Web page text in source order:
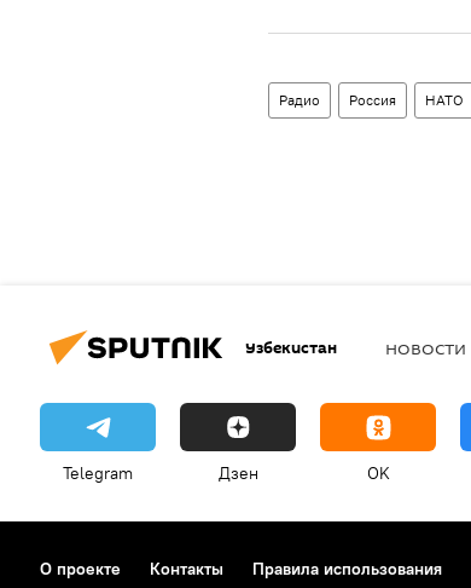
Радио Россия НАТО
Узбекистан НОВОСТИ
Telegram Дзен OK
О проекте Контакты Правила использования